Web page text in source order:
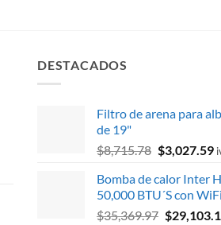
DESTACADOS
Filtro de arena para
de 19"
$8,715.78 El
original
era:
$8,715.78.
$3,027.59
es:
Bomba de calor Inter
50,000 BTU´S con WiFi
$35,369.97 El
$